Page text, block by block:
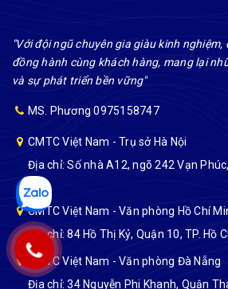
"Với đội ngũ chuyên gia giàu kinh
đồng hành cùng khách hàng, mang lại
và sự phát triển bền vững"
MS. Phương 0975158747
CMTC Việt Nam - Trụ sở Hà Nội
Địa chỉ: Số nhà A12, ngõ 242 Vạn
CMTC Việt Nam - Văn phòng Hồ Chí
Địa chỉ: 84 Hồ Thị Kỷ, Quận 10, TP. Hồ
CMTC Việt Nam - Văn phòng Đà Nẵng
Địa chỉ: 34 Nguyễn Phi Khanh, Quận